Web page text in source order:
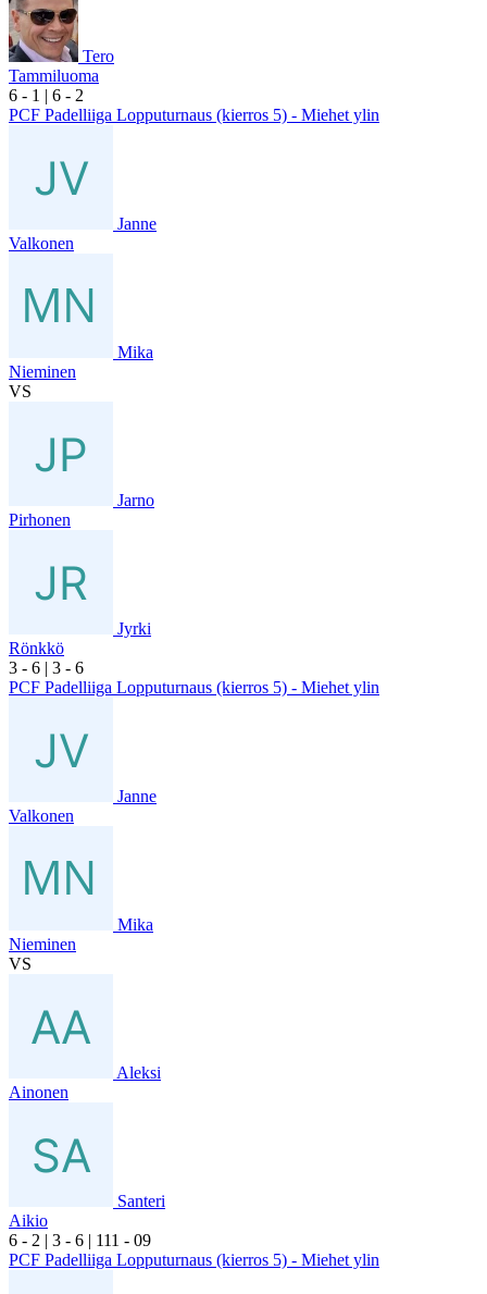
Tero
Tammiluoma
6 - 1 | 6 - 2
PCF Padelliiga Lopputurnaus (kierros 5) - Miehet ylin
Janne
Valkonen
Mika
Nieminen
VS
Jarno
Pirhonen
Jyrki
Rönkkö
3 - 6 | 3 - 6
PCF Padelliiga Lopputurnaus (kierros 5) - Miehet ylin
Janne
Valkonen
Mika
Nieminen
VS
Aleksi
Ainonen
Santeri
Aikio
6 - 2 | 3 - 6 | 111 - 09
PCF Padelliiga Lopputurnaus (kierros 5) - Miehet ylin